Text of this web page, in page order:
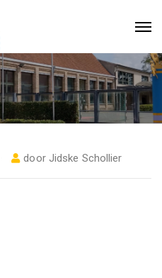
door Jidske Schollier